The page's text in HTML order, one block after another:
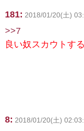
181: 2018/01/20(土)
>>7
良い奴スカウトす
8: 2018/01/20(土)